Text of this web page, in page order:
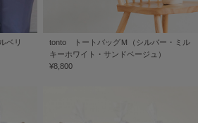
ベリ
tonto トートバッグＭ（シルバー・ミル
キーホワイト・サンドベージュ）
¥8,800